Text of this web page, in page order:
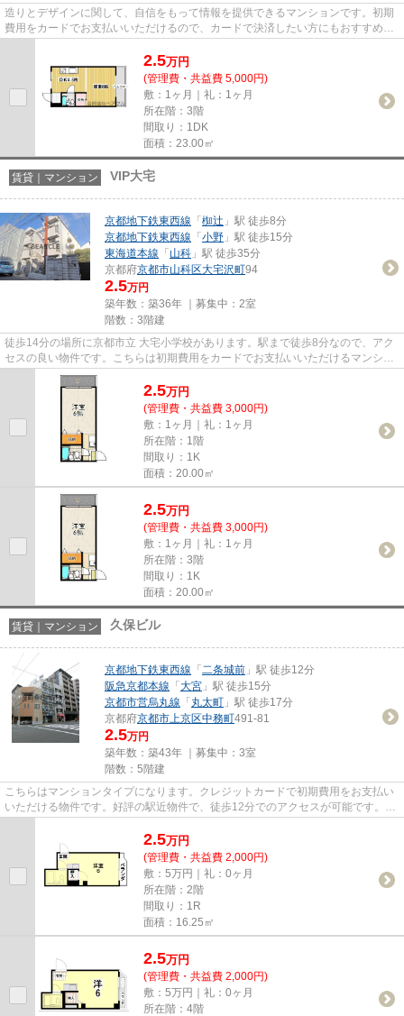
造りとデザインに関して、自信をもって情報を提供できるマンションです。初期
費用をカードでお支払いいただけるので、カードで決済したい方にもおすすめで
2.5万円
(管理費・共益費 5,000円)
敷：1ヶ月｜礼：1ヶ月
所在階：3階
間取り：1DK
面積：23.00㎡
賃貸｜マンション VIP大宅
京都地下鉄東西線 「 椥辻 」駅 徒歩8分
京都地下鉄東西線 「 小野 」駅 徒歩15分
東海道本線 「 山科 」駅 徒歩35分
京都府京都市山科区大宅沢町94
2.5万円
築年数：築36年 ｜募集中： 2室
階数：3階建
徒歩14分の場所に京都市立 大宅小学校があります。駅まで徒歩8分なので、アク
セスの良い物件です。こちらは初期費用をカードでお支払いいただけるマンショ
ンです。ぜひ一度見ていただ...
2.5万円
(管理費・共益費 3,000円)
敷：1ヶ月｜礼：1ヶ月
所在階：1階
間取り：1K
面積：20.00㎡
2.5万円
(管理費・共益費 3,000円)
敷：1ヶ月｜礼：1ヶ月
所在階：3階
間取り：1K
面積：20.00㎡
賃貸｜マンション 久保ビル
京都地下鉄東西線 「 二条城前 」駅 徒歩12分
阪急京都本線 「 大宮 」駅 徒歩15分
京都市営烏丸線 「 丸太町 」駅 徒歩17分
京都府京都市上京区中務町491-81
2.5万円
築年数：築43年 ｜募集中： 3室
階数：5階建
こちらはマンションタイプになります。クレジットカードで初期費用をお支払い
いただける物件です。好評の駅近物件で、徒歩12分でのアクセスが可能です。当
2.5万円
(管理費・共益費 2,000円)
敷：5万円｜礼：0ヶ月
所在階：2階
間取り：1R
面積：16.25㎡
2.5万円
(管理費・共益費 2,000円)
敷：5万円｜礼：0ヶ月
所在階：4階